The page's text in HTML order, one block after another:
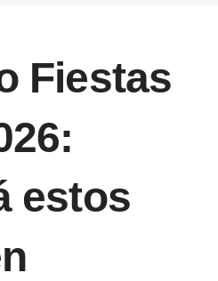
Fiestas
estos